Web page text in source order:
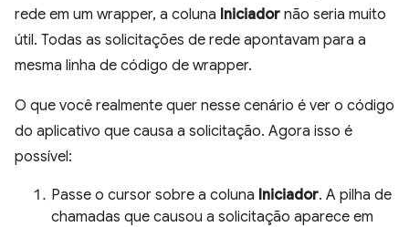
rede em um wrapper, a coluna Iniciador não seria muito
útil. Todas as solicitações de rede apontavam para a
mesma linha de código de wrapper.
O que você realmente quer nesse cenário é ver o código
do aplicativo que causa a solicitação. Agora isso é
possível:
Passe o cursor sobre a coluna Iniciador. A pilha de
chamadas que causou a solicitação aparece em